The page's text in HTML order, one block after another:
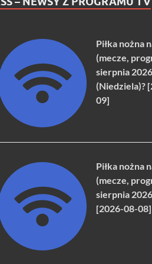
Piłka nożna
(mecze,
sierpnia 2026
(Niedziela)?
09]
Piłka nożna
(mecze,
sierpnia
[2026-08-08]